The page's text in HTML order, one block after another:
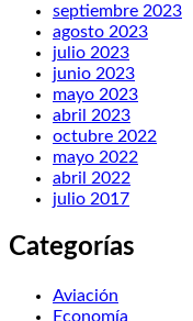
septiembre 2023
agosto 2023
julio 2023
junio 2023
mayo 2023
abril 2023
octubre 2022
mayo 2022
abril 2022
julio 2017
Categorías
Aviación
Economía